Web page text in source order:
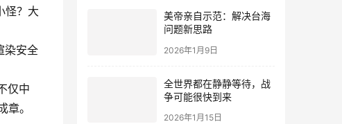
怪？大
染安全
仅中
。
美帝亲自示范：解决台海
问题新思路
2026年1月9日
全世界都在静静等待，战
争可能很快到来
2026年1月15日